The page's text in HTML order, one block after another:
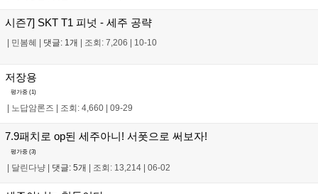
시즌7] SKT T1 피넛 - 세주 공략
| 민봄혜 | 댓글: 1개 | 조회: 7,206 | 10-10
저장용
평가중 (1)
노답암론즈 조회: 4,660 09-29
7.9패치로 op된 세주아니! 서폿으로 써보자!
평가중 (3)
| 달린다냥 | 댓글: 5개 | 조회: 13,214 | 06-02